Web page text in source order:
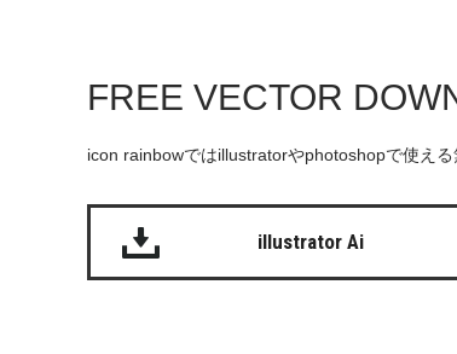
FREE VECTOR
icon rainbowではillustratorやphotoshopで使える
illustrator Ai